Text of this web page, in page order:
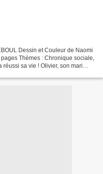
Dessin et Couleur de Naomi
Thèmes : Chronique sociale,
sa vie ! Olivier, son mari